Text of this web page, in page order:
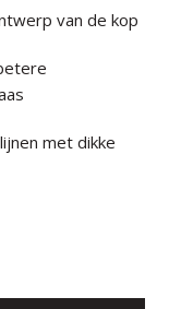
van de kop
met dikke